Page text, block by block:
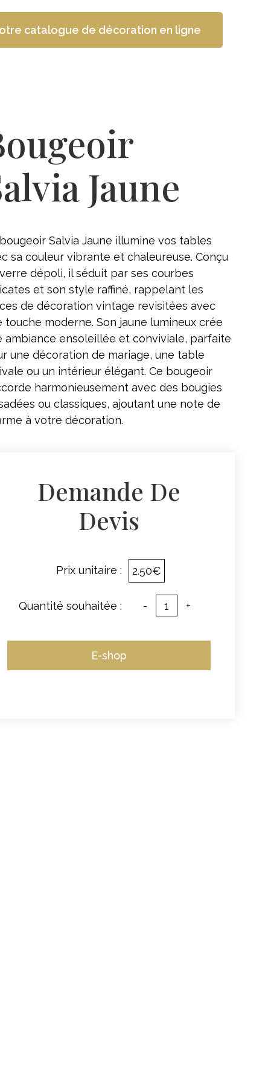
catalogue de décoration en ligne
Jaune
Salvia Jaune illumine vos tables
sa couleur vibrante et chaleureuse. Conçu
dépoli, il séduit par ses courbes
et son style raffiné, rappelant les
de décoration vintage revisitées avec
touche moderne. Son jaune lumineux crée
ambiance ensoleillée et conviviale, parfaite
une décoration de mariage, une table
ou un intérieur élégant. Ce bougeoir
harmonieusement avec des bougies
ou classiques, ajoutant une note de
à votre décoration.
Demande De
Devis
Prix unitaire : 2.50€
Quantité souhaitée : - +
E-shop